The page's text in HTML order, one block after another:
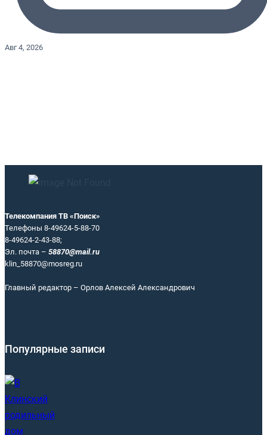
Авг 4, 2026
Телекомпания ТВ «Поиск»
Телефоны 8-49624-5-88-70
8-49624-2-43-88;
Эл. почта – 58870@mail.ru
klin_58870@mosreg.ru
Главный редактор – Орлов Алексей Александрович
Популярные записи